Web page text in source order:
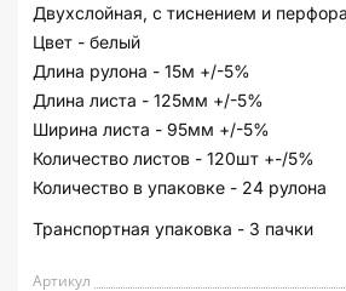
Двухслойная, с тиснением и
Цвет - белый
Длина рулона - 15м +/-5%
Длина листа - 125мм +/-5%
Ширина листа - 95мм +/-5%
Количество листов - 120шт +-/5%
Количество в упаковке - 24 рулона
Транспортная упаковка - 3 пачки
Артикул